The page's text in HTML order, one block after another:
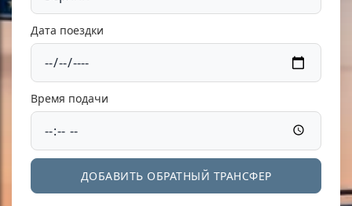
Дата поездки
Время подачи
ДОБАВИТЬ ОБРАТНЫЙ ТРАНСФЕР